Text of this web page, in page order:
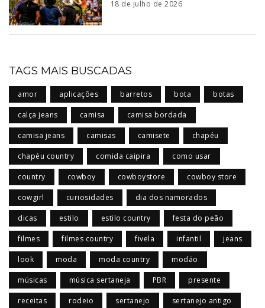
18 de julho de 2026
TAGS MAIS BUSCADAS
amor aplicações barretos bota botas
calça jeans camisa camisa bordada
camisa jeans camisas camisete chapéu
chapéu country comida caipira como usar
country cowboy cowboystore cowboy store
cowgirl curiosidades dia dos namorados
dicas estilo estilo country festa do peão
filmes filmes country fivela infantil jeans
look moda moda country modão
músicas música sertaneja PBR presente
receitas rodeio sertanejo sertanejo antigo